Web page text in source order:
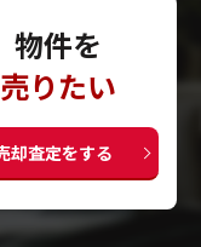
物件を
売りたい
却査定をする